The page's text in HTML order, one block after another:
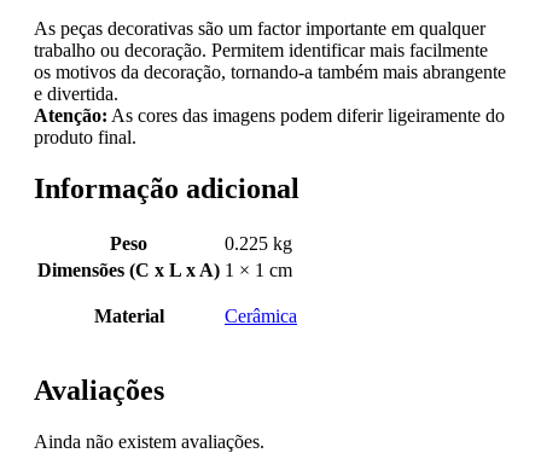
As peças decorativas são um factor importante em qualquer
trabalho ou decoração. Permitem identificar mais facilmente
os motivos da decoração, tornando-a também mais abrangente
e divertida.
Atenção: As cores das imagens podem diferir ligeiramente do
produto final.
Informação adicional
Peso
0.225 kg
Dimensões (C x L x A) 1 × 1 cm
Material Cerâmica
Avaliações
Ainda não existem avaliações.